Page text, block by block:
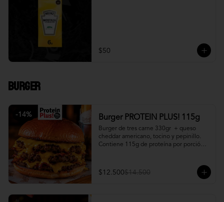
$50
Burger
-14% Burger PROTEIN PLUS! 115g
Burger de tres carne 330gr  + queso
cheddar americano, tocino y pepinillo.
Contiene 115g de proteína por porción.
$12.500$14.500